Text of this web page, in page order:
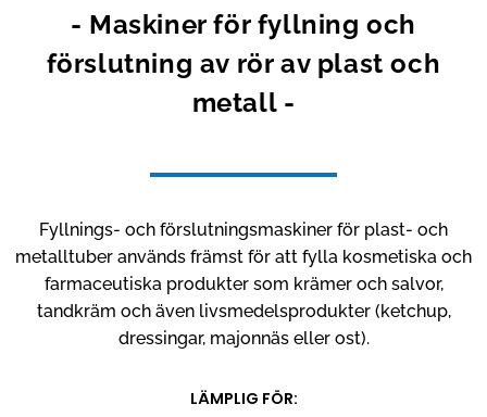
- Maskiner för fyllning och
förslutning av rör av plast och
metall -
Fyllnings- och förslutningsmaskiner för plast- och
metalltuber används främst för att fylla kosmetiska och
farmaceutiska produkter som krämer och salvor,
tandkräm och även livsmedelsprodukter (ketchup,
dressingar, majonnäs eller ost).
LÄMPLIG FÖR: